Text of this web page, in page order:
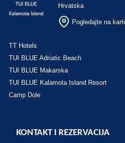
Hrvatska
Pogledajte na karti
TT Hotels
TUI BLUE Adriatic Beach
TUI BLUE Makarska
TUI BLUE Kalamota Island Resort
Camp Dole
KONTAKT I REZERVACIJA